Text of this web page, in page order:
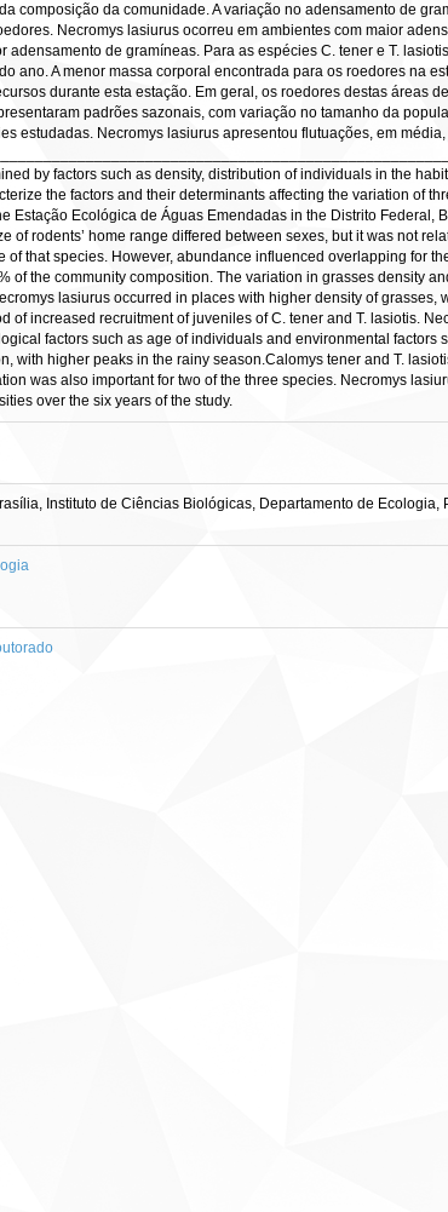
composição da comunidade. A variação no adensamento de
Necromys lasiurus ocorreu em ambientes com maior
adensamento de gramíneas. Para as espécies C. tener e T.
ano. A menor massa corporal encontrada para os roedores na
durante esta estação. Em geral, os roedores destas áreas
padrões sazonais, com variação no tamanho da
estudadas. Necromys lasiurus apresentou flutuações, em
by factors such as density, distribution of individuals in the
the factors and their determinants affecting the variation of
Estação Ecológica de Águas Emendadas in the Distrito Federal,
of rodents’ home range differed between sexes, but it was not
of that species. However, abundance influenced overlapping for
the community composition. The variation in grasses density
lasiurus occurred in places with higher density of
of increased recruitment of juveniles of C. tener and T. lasiotis.
factors such as age of individuals and environmental
with higher peaks in the rainy season.Calomys tener and T.
was also important for two of the three species. Necromys
over the six years of the study.
Instituto de Ciências Biológicas, Departamento de Ecologia,